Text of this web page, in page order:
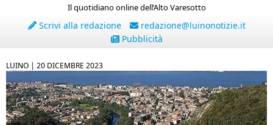
Il quotidiano online dell’Alto Varesotto
Scrivi alla redazione
redazione@luinonotizie.it
Pubblicità
LUINO | 20 DICEMBRE 2023